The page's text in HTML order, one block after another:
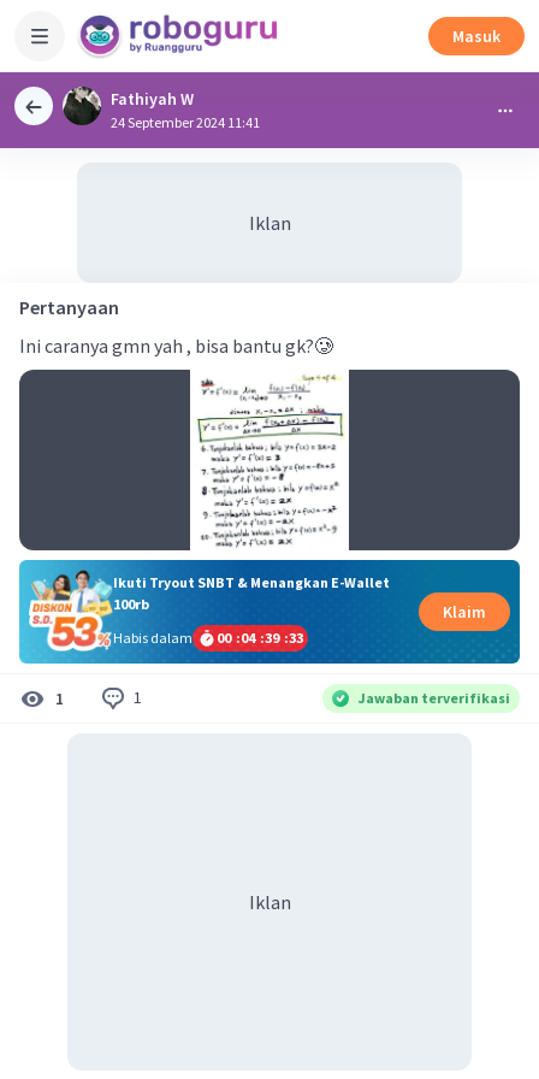
Masuk
Fathiyah W
24 September 2024 11:41
Iklan
Pertanyaan
Ini caranya gmn yah , bisa bantu gk?🥲
Ikuti Tryout SNBT & Menangkan E-Wallet
100rb
Habis dalam
00 :04 :39 :33
Klaim
1 1 Jawaban terverifikasi
Iklan